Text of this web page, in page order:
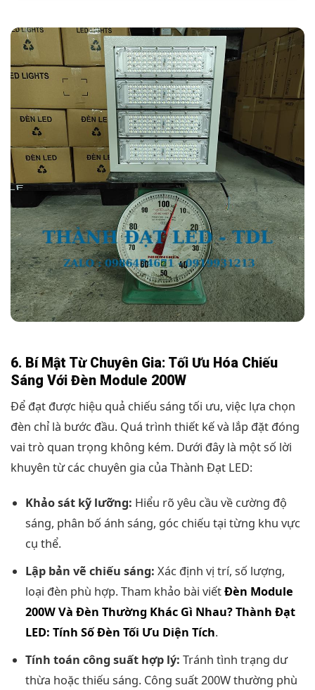
6. Bí Mật Từ Chuyên Gia: Tối Ưu Hóa Chiếu
Sáng Với Đèn Module 200W
Để đạt được hiệu quả chiếu sáng tối ưu, việc lựa chọn
đèn chỉ là bước đầu. Quá trình thiết kế và lắp đặt đóng
vai trò quan trọng không kém. Dưới đây là một số lời
khuyên từ các chuyên gia của Thành Đạt LED:
Khảo sát kỹ lưỡng: Hiểu rõ yêu cầu về cường độ
sáng, phân bố ánh sáng, góc chiếu tại từng khu vực
cụ thể.
Lập bản vẽ chiếu sáng: Xác định vị trí, số lượng,
loại đèn phù hợp. Tham khảo bài viếtĐèn Module
200W Và Đèn Thường Khác Gì Nhau? Thành Đạt
LED: Tính Số Đèn Tối Ưu Diện Tích.
Tính toán công suất hợp lý: Tránh tình trạng dư
thừa hoặc thiếu sáng. Công suất 200W thường phù